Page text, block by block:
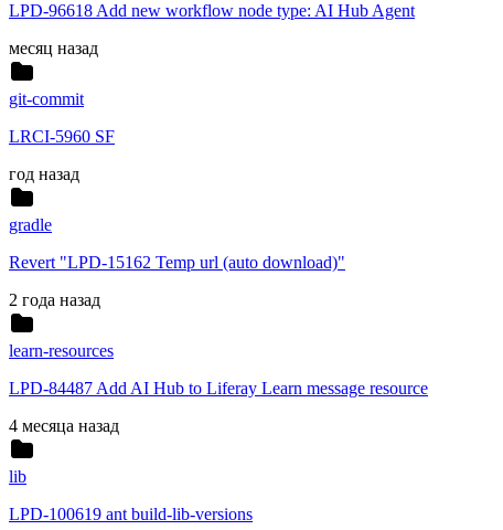
LPD-96618 Add new workflow node type: AI Hub Agent
месяц назад
git-commit
LRCI-5960 SF
год назад
gradle
Revert "LPD-15162 Temp url (auto download)"
2 года назад
learn-resources
LPD-84487 Add AI Hub to Liferay Learn message resource
4 месяца назад
lib
LPD-100619 ant build-lib-versions